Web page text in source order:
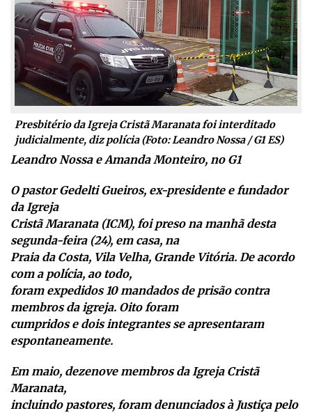
Presbitério da Igreja Cristã Maranata foi interditado
judicialmente, diz polícia (Foto: Leandro Nossa / G1 ES)
Leandro Nossa e Amanda Monteiro, no G1
O pastor Gedelti Gueiros, ex-presidente e fundador
da Igreja
Cristã Maranata (ICM), foi preso na manhã desta
segunda-feira (24), em casa, na
Praia da Costa, Vila Velha, Grande Vitória. De acordo
com a polícia, ao todo,
foram expedidos 10 mandados de prisão contra
membros da igreja. Oito foram
cumpridos e dois integrantes se apresentaram
espontaneamente.
Em maio, dezenove membros da Igreja Cristã
Maranata,
incluindo pastores, foram denunciados à Justiça pelo